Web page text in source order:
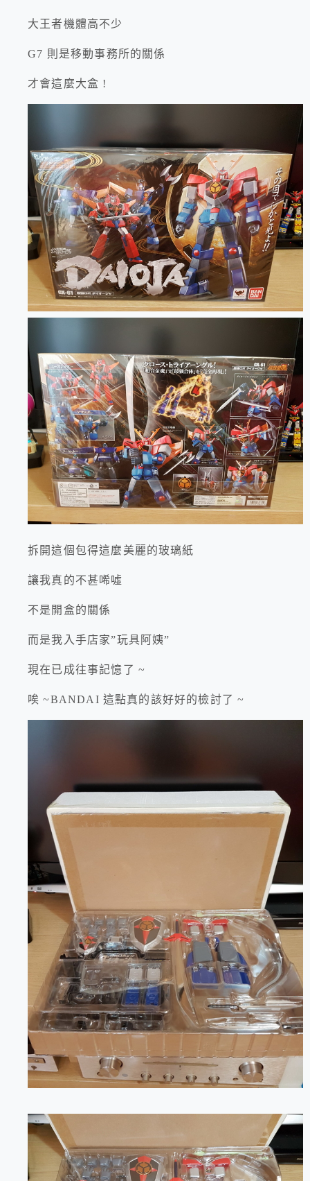
大王者機體高不少
G7 則是移動事務所的關係
才會這麼大盒 !
拆開這個包得這麼美麗的玻璃紙
讓我真的不甚唏噓
不是開盒的關係
而是我入手店家”玩具阿姨”
現在已成往事記憶了 ~
唉 ~BANDAI 這點真的該好好的檢討了 ~